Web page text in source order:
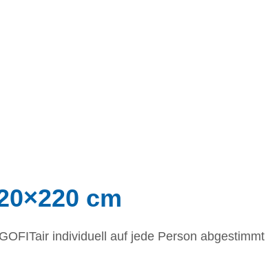
cm
individuell auf jede Person abgestimmt